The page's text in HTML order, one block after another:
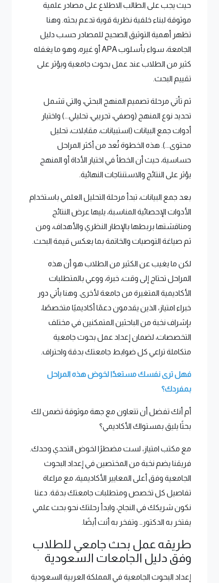
حيث يجب على الطالب الاطلاع على مصادر علمية
موثوقة لبناء خلفية نظرية قوية تدعم بحثه. وهنا
تظهر أهمية التوثيق الصحيح للمصادر حسب دليل
الجامعة، سواء بأسلوب APA أو غيره، وهو ما يغفله
كثير من الطلاب عند عمل بحوث جامعية ويؤثر على
تقييم البحث.
ثم تأتي مرحلة تصميم المنهج البحثي، والتي تشمل
تحديد نوع المنهج (وصفي، تجريبي، تحليلي...) واختيار
أدوات جمع البيانات (استبيانات، مقابلات، تحليل
محتوى...). هذه الخطوة تُعد من أكثر المراحل
حساسية، حيث أن الخطأ في اختيار الأداة أو المنهج
يؤثر على النتائج والاستنتاجات النهائية.
بعد جمع البيانات، تبدأ مرحلة التحليل العلمي باستخدام
الأدوات الإحصائية المناسبة، يليها عرض النتائج
ومناقشتها بربطها بالإطار النظري والأهداف، ومن
ثم صياغة التوصيات والخاتمة بما يعكس قيمة البحث.
لكن ما يغيب عن الكثير من الطلاب هو أن هذه
المراحل تحتاج إلى وقت، خبرة، ووعي بالمتطلبات
الأكاديمية المتغيرة من جامعة لأخرى. وهنا يأتي دور
خبراء امتياز، الذين يقدمون دعمًا أكاديميًا متخصصًا،
بإشراف نخبة من الباحثين المتمكنين في مختلف
التخصصات، لضمان إعداد عمل بحوث جامعية
متكاملة تراعي كل ضوابط جامعتك بدقة واحتراف.
فهل ترى نفسك مستعدًا لخوض هذه المراحل
بمفردك؟
أم أنك تفضل أن تتعاون مع جهة موثوقة تضمن لك
بحثًا يليق بمستواك الأكاديمي؟
مع مكتب امتياز، لست مضطرًا لخوض التحدي وحدك.
فريقنا يضم نخبة من المختصين في إعداد البحوث
الجامعية وفق أعلى المعايير الأكاديمية، مع مراعاة
تفاصيل كل تخصص ومتطلبات جامعتك بدقة. دعنا
نكون شريكك في النجاح، وابدأ رحلتك نحو بحث علمي
يفتخر به الدكتور… وتفخر به أنت أيضًا.
طريقه عمل بحث جامعي للطلاب
وفق دليل الجامعات السعودية
إعداد البحوث الجامعية في المملكة العربية السعودية